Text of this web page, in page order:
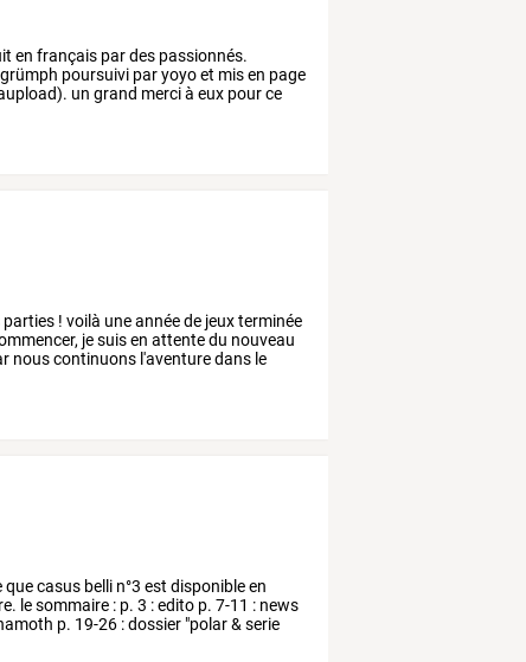
en français pardes passionnés.
grümph poursuivi paryoyoet misen page
un grand mercià eux pource
parties ! voilà uneannéede jeuxterminée
jesuisen attentedu nouveau
nouscontinuons l'aventuredans le
quecasus belli n°3 est disponibleen
lesommaire : p. 3 :edito p. 7-11 : news
p. 19-26 :dossier "polar& serie